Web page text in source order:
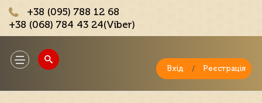
+38 (095) 788 12 68
+38 (068) 784 43 24(Viber)
Toggle
navigation
Вхід / Реєстрація